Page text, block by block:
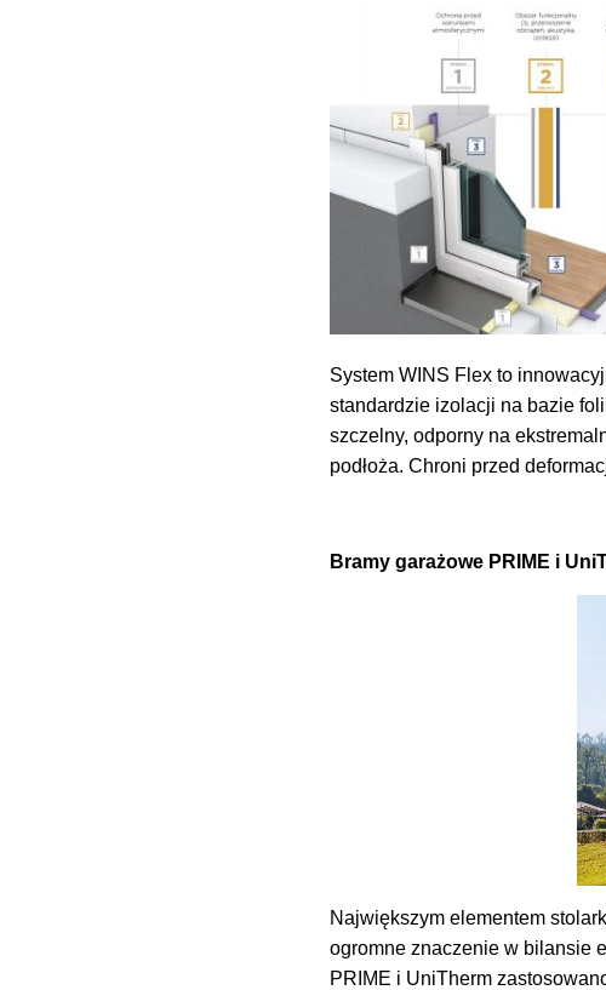
System WINS Flex to
standardzie izolacji na bazie
szczelny, odporny na
podłoża. Chroni przed
Bramy garażowe PRIME i
Największym elementem
ogromne znaczenie w bilansie
PRIME i UniTherm